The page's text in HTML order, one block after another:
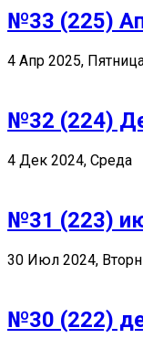
№33 (225)
4 Апр 2025,
№32 (224)
4 Дек 2024, Среда
№31 (223)
30 Июл 2024,
№30 (222)